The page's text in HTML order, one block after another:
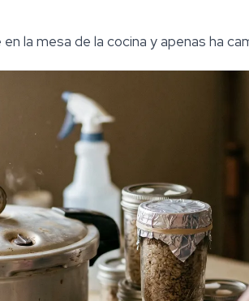
la mesa de la cocina y apenas ha